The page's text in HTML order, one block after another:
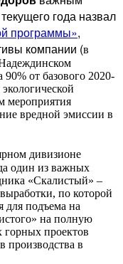
года назвал
программы»,
компании (в
90% от базового 2020-
мероприятия
вредной эмиссии в
дивизионе
один из важных
«Скалистый» –
по которой
для подъема на
на полную
горных проектов
производства в